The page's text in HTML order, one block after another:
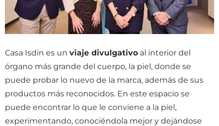
Casa Isdin es un viaje divulgativo al interior del
órgano más grande del cuerpo, la piel, donde se
puede probar lo nuevo de la marca, además de sus
productos más reconocidos. En este espacio se
puede encontrar lo que le conviene a la piel,
experimentando, conociéndola mejor y dejándose